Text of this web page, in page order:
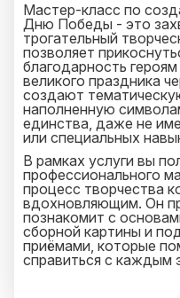
Мастер-класс по
Дню Победы - это
трогательный
позволяет
благодарность
великого праздника
создают
наполненную
единства, даже не
или специальных
В рамках услуги вы
профессионального
процесс творчества
вдохновляющим. Он
познакомит с
сборной картины и
приёмами, которые
справиться с каждым
произведение,